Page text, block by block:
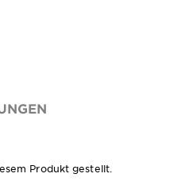
Produkt gestellt.